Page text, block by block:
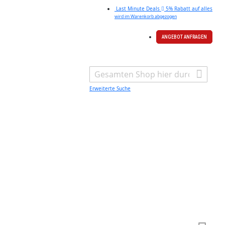
Last Minute Deals 5% Rabatt auf alles
wird im Warenkorb abgezogen
ANGEBOT ANFRAGEN
Erweiterte Suche